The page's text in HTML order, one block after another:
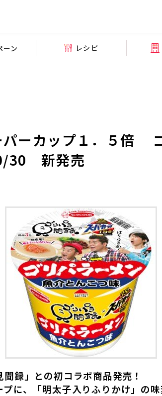
ーン レシピ
パーカップ１．５倍
30 新発売
録」との初コラボ商品発売！
プに、「明太子入りふりかけ」の